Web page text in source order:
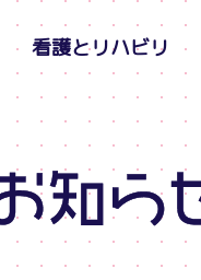
看護とリハビリ